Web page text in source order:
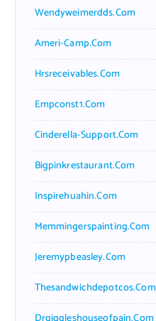
Wendyweimerdds.com
Ameri-Camp.com
Hrsreceivables.com
Empconst1.com
Cinderella-Support.com
Bigpinkrestaurant.com
Inspirehuahin.com
Memmingerspainting.com
Jeremypbeasley.com
Thesandwichdepotcos.com